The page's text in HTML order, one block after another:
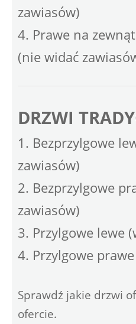
zawiasów)
4. Prawe na
(nie widać
DRZWI
1. Bezprzylgowe
zawiasów)
2. Bezprzylgowe
zawiasów)
3. Przylgowe lewe
4. Przylgowe
Sprawdź jakie drzwi
ofercie.